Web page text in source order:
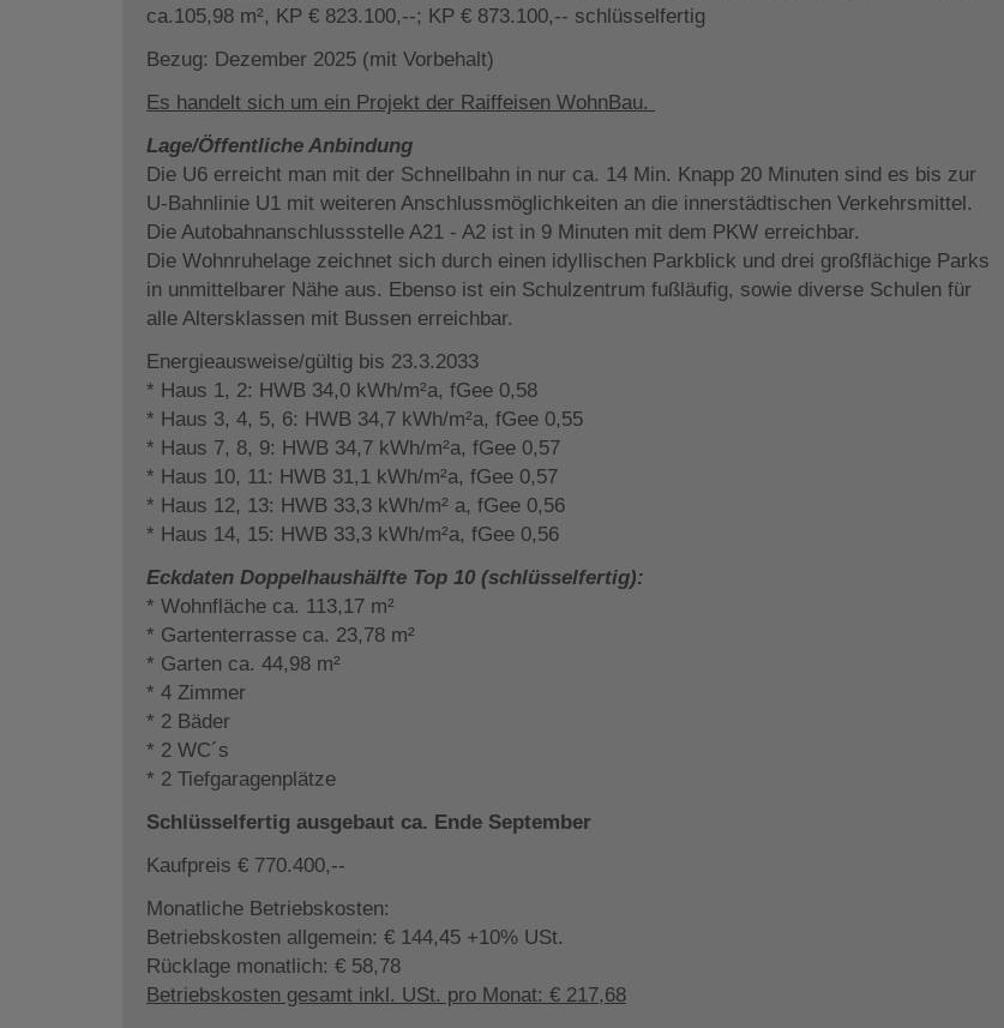
ca.105,98 m², KP € 823.100,--; KP € 873.100,-- schlüsselfertig
Bezug: Dezember 2025 (mit Vorbehalt)
Es handelt sich um ein Projekt der Raiffeisen WohnBau.
Lage/Öffentliche Anbindung
Die U6 erreicht man mit der Schnellbahn in nur ca. 14 Min. Knapp 20 Minuten sind es bis zur
U-Bahnlinie U1 mit weiteren Anschlussmöglichkeiten an die innerstädtischen Verkehrsmittel.
Die Autobahnanschlussstelle A21 - A2 ist in 9 Minuten mit dem PKW erreichbar.
Die Wohnruhelage zeichnet sich durch einen idyllischen Parkblick und drei großflächige Parks
in unmittelbarer Nähe aus. Ebenso ist ein Schulzentrum fußläufig, sowie diverse Schulen für
alle Altersklassen mit Bussen erreichbar.
Energieausweise/gültig bis 23.3.2033
* Haus 1, 2: HWB 34,0 kWh/m²a, fGee 0,58
* Haus 3, 4, 5, 6: HWB 34,7 kWh/m²a, fGee 0,55
* Haus 7, 8, 9: HWB 34,7 kWh/m²a, fGee 0,57
* Haus 10, 11: HWB 31,1 kWh/m²a, fGee 0,57
* Haus 12, 13: HWB 33,3 kWh/m² a, fGee 0,56
* Haus 14, 15: HWB 33,3 kWh/m²a, fGee 0,56
Eckdaten Doppelhaushälfte Top 10 (schlüsselfertig):
* Wohnfläche ca. 113,17 m²
* Gartenterrasse ca. 23,78 m²
* Garten ca. 44,98 m²
* 4 Zimmer
* 2 Bäder
* 2 WC´s
* 2 Tiefgaragenplätze
Schlüsselfertig ausgebaut ca. Ende September
Kaufpreis € 770.400,--
Monatliche Betriebskosten:
Betriebskosten allgemein: € 144,45 +10% USt.
Rücklage monatlich: € 58,78
Betriebskosten gesamt inkl. USt. pro Monat: € 217,68